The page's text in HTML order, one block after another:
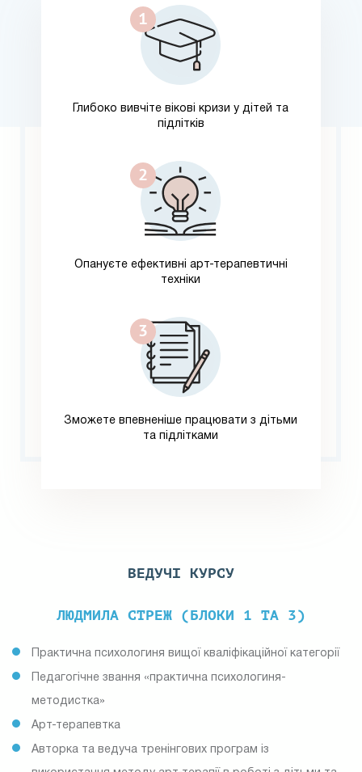
Глибоко вивчіте вікові кризи у дітей та
підлітків
Опануєте ефективні арт-терапевтичні
техніки
Зможете впевненіше працювати з дітьми
та підлітками
ВЕДУЧІ КУРСУ
ЛЮДМИЛА СТРЕЖ (БЛОКИ 1 ТА 3)
Практична психологиня вищої кваліфікаційної категорії
Педагогічне звання «практична психологиня-
методистка»
Арт-терапевтка
Авторка та ведуча тренінгових програм із